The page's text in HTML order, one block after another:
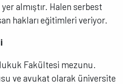
almıştır. Halen serbest
hakları eğitimleri veriyor.
Fakültesi mezunu.
ve avukat olarak üniversite